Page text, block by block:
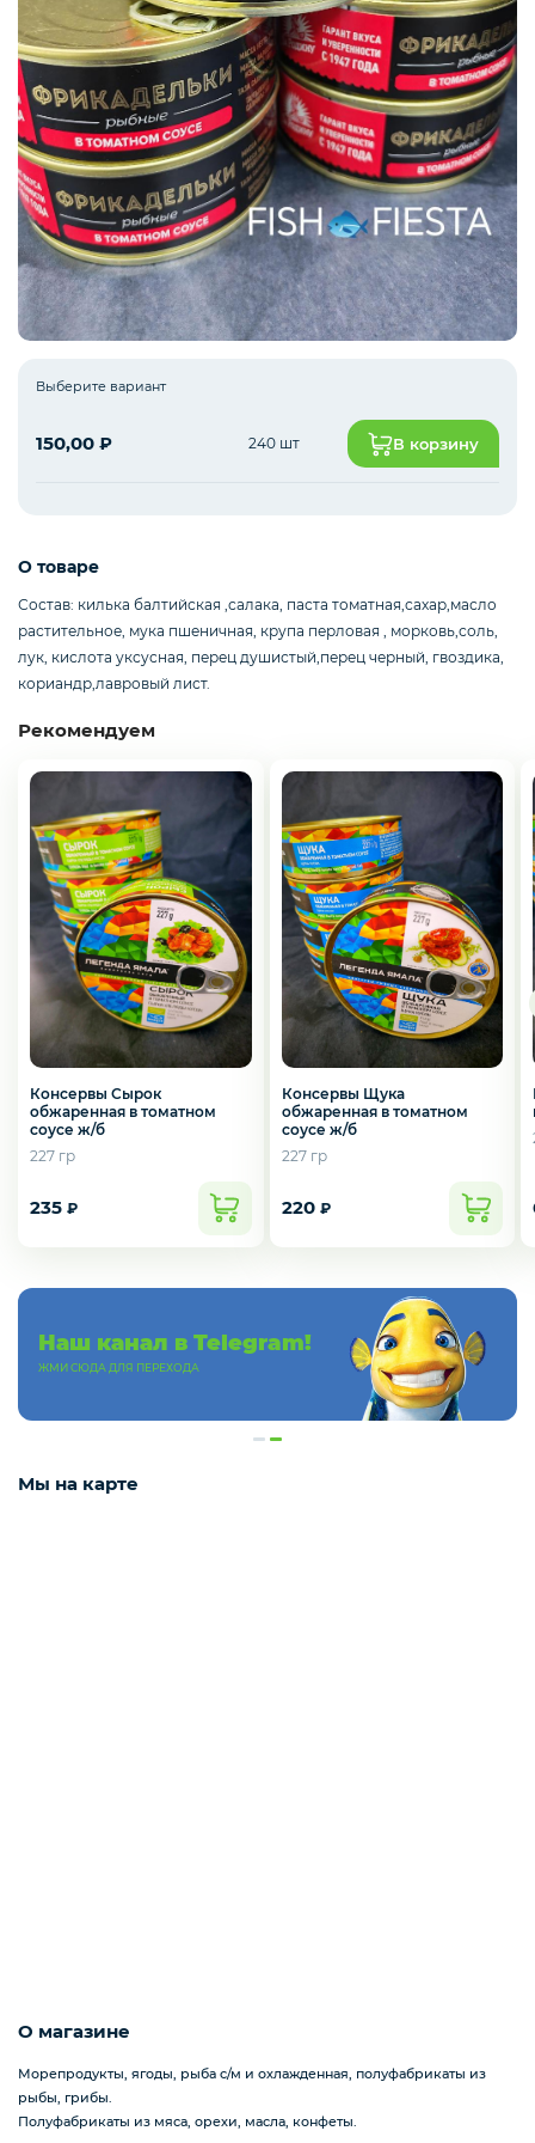
Рыба белая с/м
Северная рыба
Стейки и уха
Рыбные пельмени
Панировка
Полуфабрикаты
Креветки
Орехи
Икра
Деликатесы
Сладости
Выберите вариант
150,00 ₽ 240 шт В корзину
О товаре
Состав: килька балтийская ,салака, паста томатная,сахар,масло
растительное, мука пшеничная, крупа перловая , морковь,соль,
лук, кислота уксусная, перец душистый,перец черный, гвоздика,
кориандр,лавровый лист.
Рекомендуем
Консервы Сырок
обжаренная в томатном
соусе ж/б
227 гр
235 ₽
Консервы Щука
обжаренная в томатном
соусе ж/б
227 гр
220 ₽
Наш канал в Telegram!
ЖМИ СЮДА ДЛЯ ПЕРЕХОДА
Мы на карте
О магазине
Морепродукты, ягоды, рыба с/м и охлажденная, полуфабрикаты из
рыбы, грибы.
Полуфабрикаты из мяса, орехи, масла, конфеты.